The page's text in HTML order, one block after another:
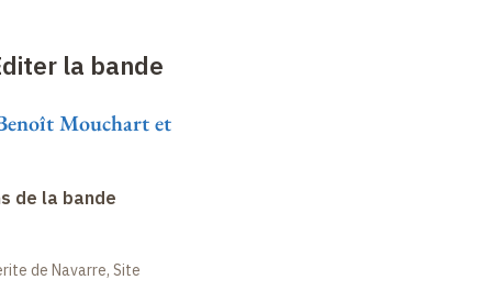
la bande
Mouchart et
de la bande
de Navarre, Site